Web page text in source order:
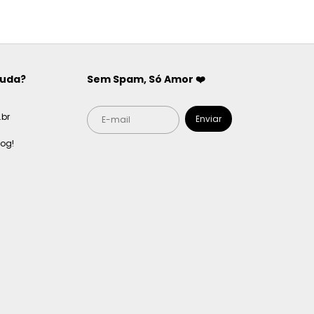
Sem Spam, Só Amor ❤️